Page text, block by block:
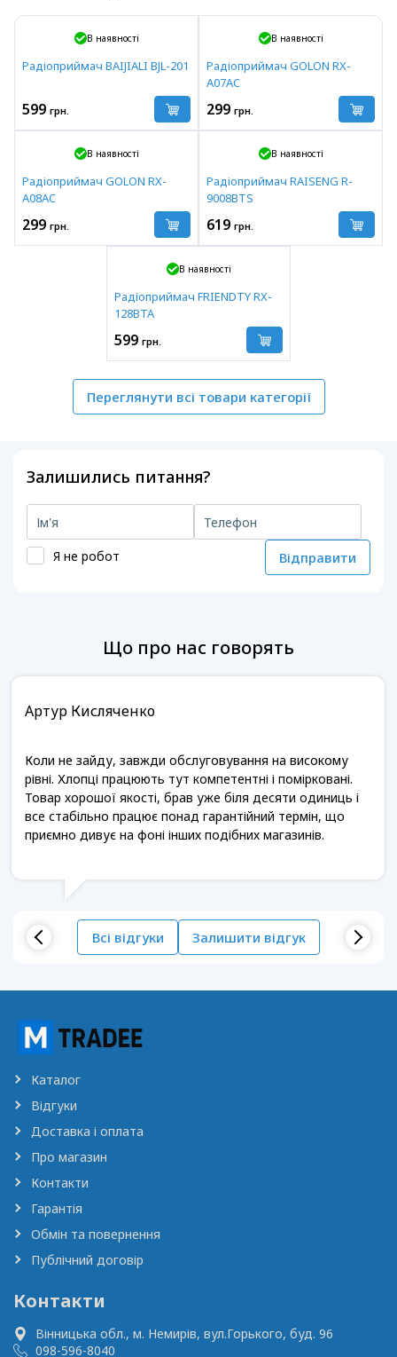
В наявності
Радіоприймач BAIJIALI BJL-201
599 грн.
В наявності
Радіоприймач GOLON RX-
A07AC
299 грн.
В наявності
Радіоприймач GOLON RX-
A08AC
299 грн.
В наявності
Радіоприймач RAISENG R-
9008BTS
619 грн.
В наявності
Радіоприймач FRIENDTY RX-
128BTA
599 грн.
Переглянути всі товари категорії
Залишились питання?
Я не робот Відправити
Що про нас говорять
Артур Кисляченко
Коли не зайду, завжди обслуговування на високому
рівні. Хлопці працюють тут компетентні і помірковані.
Товар хорошої якості, брав уже біля десяти одиниць і
все стабільно працює понад гарантійний термін, що
приємно дивує на фоні інших подібних магазинів.
Всі відгуки Залишити відгук
Каталог
Відгуки
Доставка і оплата
Про магазин
Контакти
Гарантія
Обмін та повернення
Публічний договір
Контакти
Вінницька обл., м. Немирів, вул.Горького, буд. 96
098-596-8040